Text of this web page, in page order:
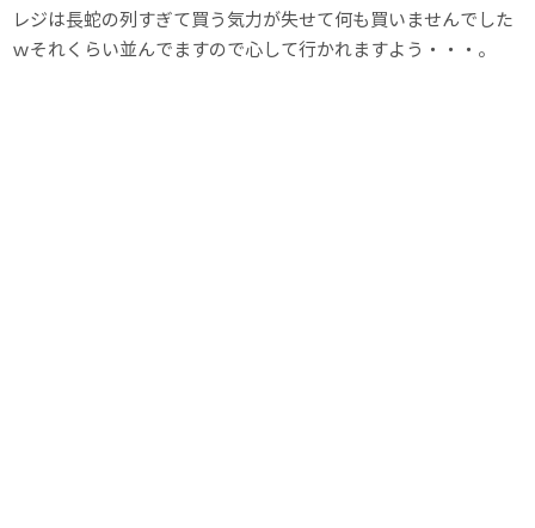
レジは長蛇の列すぎて買う気力が失せて何も買いませんでした
ｗそれくらい並んでますので心して行かれますよう・・・。